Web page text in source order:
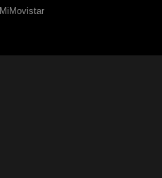
MiMovistar